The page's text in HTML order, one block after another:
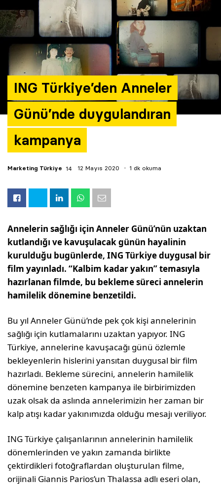
ING Türkiye’den Anneler
Günü’nde duygulandıran
kampanya
Marketing Türkiye 12 Mayıs 2020 1 dk okuma
Annelerin sağlığı için Anneler Günü’nün uzaktan
kutlandığı ve kavuşulacak günün hayalinin
kurulduğu bugünlerde, ING Türkiye duygusal bir
film yayınladı. “Kalbim kadar yakın” temasıyla
hazırlanan filmde, bu bekleme süreci annelerin
hamilelik dönemine benzetildi.
Bu yıl Anneler Günü’nde pek çok kişi annelerinin
sağlığı için kutlamalarını uzaktan yapıyor. ING
Türkiye, annelerine kavuşacağı günü özlemle
bekleyenlerin hislerini yansıtan duygusal bir film
hazırladı. Bekleme sürecini, annelerin hamilelik
dönemine benzeten kampanya ile birbirimizden
uzak olsak da aslında annelerimizin her zaman bir
kalp atışı kadar yakınımızda olduğu mesajı veriliyor.
ING Türkiye çalışanlarının annelerinin hamilelik
dönemlerinden ve yakın zamanda birlikte
çektirdikleri fotoğraflardan oluşturulan filme,
orijinali Giannis Parios’un Thalassa adlı eseri olan,